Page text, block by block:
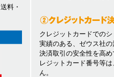
料・
クレジットカードでの
実績のある、ゼウス社の
決済取引の安全性を高
レジットカード番号等
ん。